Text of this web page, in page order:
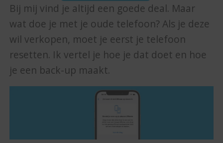
Bij mij vind je altijd een goede deal. Maar
wat doe je met je oude telefoon? Als je deze
wil verkopen, moet je eerst je telefoon
resetten. Ik vertel je hoe je dat doet en hoe
je een back-up maakt.